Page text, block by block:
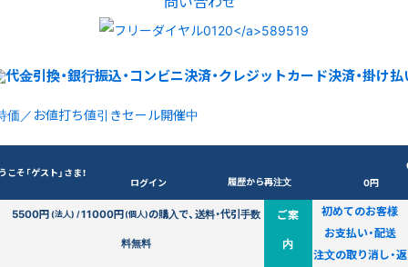
価／お値打ち値引きセール開催中
こそ「ゲスト」さま！
ログイン 履歴から再注文
0円
5500円(法人) /11000円(個人)の購入で、送料・代引手数
料無料
ご案
内
初めてのお客様
お支払い・配送
注文の取り消し・返